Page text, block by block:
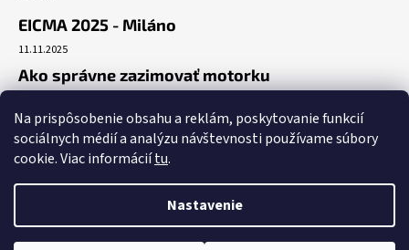
Na prispôsobenie obsahu a reklám, poskytovanie funkcií
sociálnych médií a analýzu návštevnosti používame súbory
cookie. Viac informáciítu.
Nastavenie
EICMA 2025 - Miláno
11.11.2025
Ako správne zazimovať motorku
Začiatok cesty
19.10.2025
Copyright 2026Benda Nitra. Všetky práva vyhradené.Upraviť